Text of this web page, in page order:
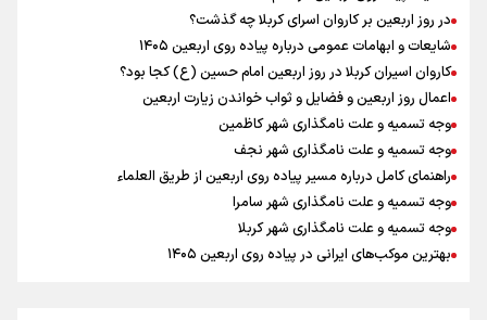
در ادامه سیاست جوان‌گرایی در پرسپولیس؛ ستاره‌های امید به بزرگسالان
اضافه شدند
در روز اربعین بر کاروان اسرای کربلا چه گذشت؟
شایعات و ابهامات عمومی درباره پیاده روی اربعین ۱۴۰۵
کاروان اسیران کربلا در روز اربعین امام حسین (ع) کجا بود؟
اعمال روز اربعین و فضایل و ثواب خواندن زیارت اربعین
وجه تسمیه و علت نامگذاری شهر کاظمین
وجه تسمیه و علت نامگذاری شهر نجف
راهنمای کامل درباره مسیر پیاده روی اربعین از طریق العلماء
وجه تسمیه و علت نامگذاری شهر سامرا
وجه تسمیه و علت نامگذاری شهر کربلا
بهترین موکب‌های ایرانی در پیاده روی اربعین ۱۴۰۵